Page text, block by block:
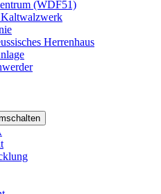
(WDF51)
Herrenhaus